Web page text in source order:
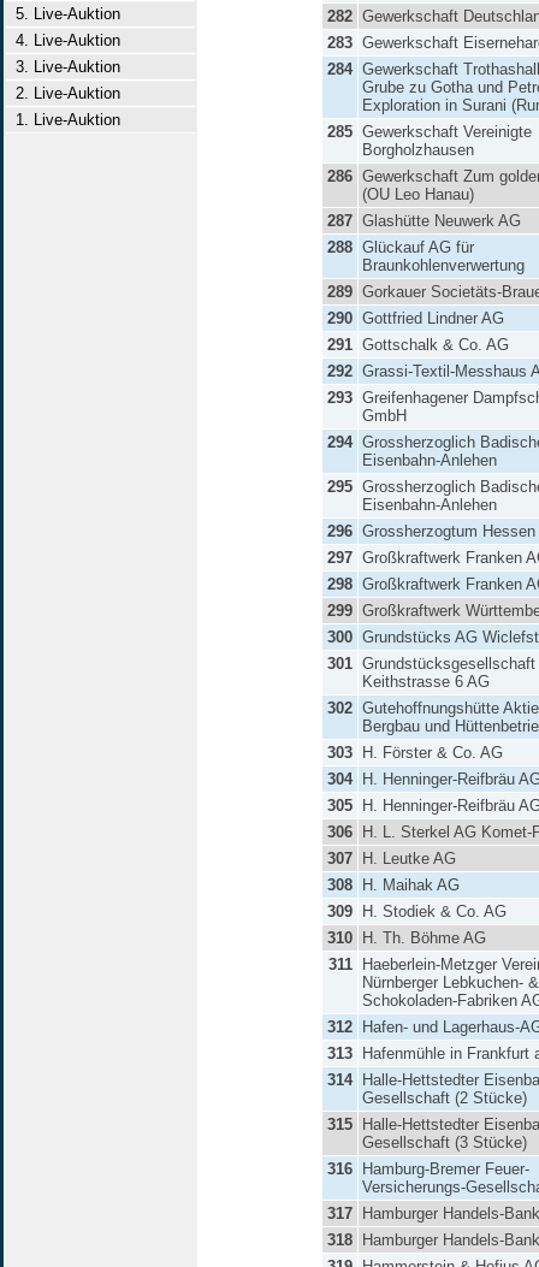
5. Live-Auktion
4. Live-Auktion
3. Live-Auktion
2. Live-Auktion
1. Live-Auktion
282 Gewerkschaft
283 Gewerkschaft
284 Gewerkschaft
Grube zu Gotha und
Exploration in Surani
285 Gewerkschaft Vereinigte
Borgholzhausen
286 Gewerkschaft Zum
(OU Leo Hanau)
287 Glashütte Neuwerk AG
288 Glückauf AG für
Braunkohlenverwertung
289 Gorkauer Societäts-
290 Gottfried Lindner AG
291 Gottschalk & Co. AG
292 Grassi-Textil-Messhaus
293 Greifenhagener
GmbH
294 Grossherzoglich
Eisenbahn-Anlehen
295 Grossherzoglich
Eisenbahn-Anlehen
296 Grossherzogtum Hessen
297 Großkraftwerk Franken
298 Großkraftwerk Franken
299 Großkraftwerk
300 Grundstücks AG
301 Grundstücksgesellschaft
Keithstrasse 6 AG
302 Gutehoffnungshütte
Bergbau und
303
H. Förster & Co. AG
304
H. Henninger-Reifbräu
305
H. Henninger-Reifbräu
306
H. L. Sterkel AG Komet-
307
H. Leutke AG
308
H. Maihak AG
309
H. Stodiek & Co. AG
310
H. Th. Böhme AG
311
Haeberlein-Metzger
Nürnberger Lebkuchen- &
Schokoladen-Fabriken
312
Hafen- und Lagerhaus-
313
Hafenmühle in Frankfurt
314
Halle-Hettstedter
Gesellschaft (2 Stücke)
315
Halle-Hettstedter
Gesellschaft (3 Stücke)
316
Hamburg-Bremer Feuer-
Versicherungs-
317
Hamburger Handels-
318
Hamburger Handels-